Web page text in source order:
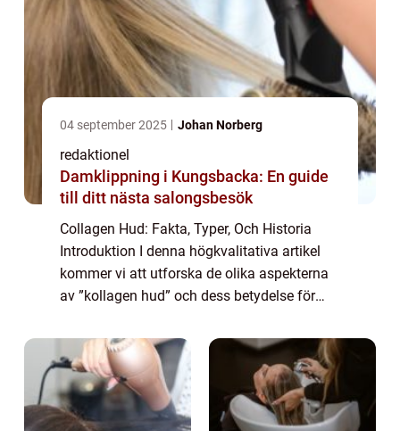
04 september 2025 Johan Norberg
redaktionel
Damklippning i Kungsbacka: En guide
till ditt nästa salongsbesök
Collagen Hud: Fakta, Typer, Och Historia
Introduktion I denna högkvalitativa artikel
kommer vi att utforska de olika aspekterna
av ”kollagen hud” och dess betydelse för
över vad kollagen hud är, ...